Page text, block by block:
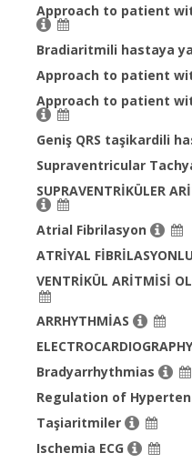
Approach to patient
Bradiaritmili hastaya
Approach to patient
Approach to patient
Geniş QRS taşikardili
Supraventricular
SUPRAVENTRİKÜLER
Atrial Fibrilasyon
ATRİYAL
VENTRİKÜL ARİTMİSİ
ARRHYTHMİAS
Bradyarrhythmias
Regulation of
Taşiaritmiler
Ischemia ECG